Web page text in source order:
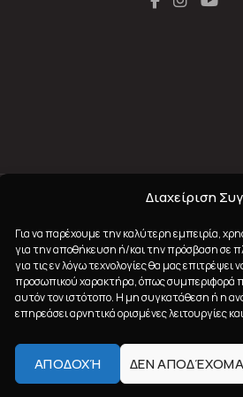
Διαχείριση
Για να παρέχουμε την καλύτερη εμπειρία,
για την αποθήκευση ή/και την πρόσβαση σε
για τις εν λόγω τεχνολογίες θα μας
προσωπικού χαρακτήρα, όπως συμπεριφορά
αυτόν τον ιστότοπο. Η μη συγκατάθεση ή η
επηρεάσει αρνητικά ορισμένες λειτουργίες
ΑΠΟΔΟΧΉ ΔΕΝ